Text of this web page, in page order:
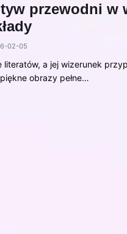
przewodni w
02-05
literatów, a jej wizerunek
obrazy pełne…